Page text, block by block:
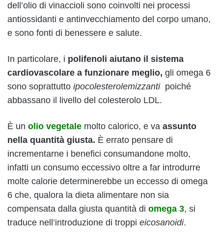
dell’olio di vinaccioli sono coinvolti nei processi
antiossidanti e antinvecchiamento del corpo umano,
e sono fonti di benessere e salute.
In particolare, i polifenoli aiutano il sistema
cardiovascolare a funzionare meglio, gli omega 6
sono soprattutto ipocolesterolemizzantipoiché
abbassano il livello del colesterolo LDL.
È un olio vegetale molto calorico, e va assunto
nella quantità giusta. È errato pensare di
incrementarne i benefici consumandone molto,
infatti un consumo eccessivo oltre a far introdurre
molte calorie determinerebbe un eccesso di omega
6 che, qualora la dieta alimentare non sia
compensata dalla giusta quantità di omega 3, si
traduce nell’introduzione di troppi eicosanoidi.